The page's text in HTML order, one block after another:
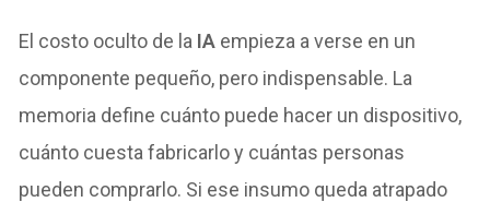
El costo oculto de la IA empieza a verse en un
componente pequeño, pero indispensable. La
memoria define cuánto puede hacer un dispositivo,
cuánto cuesta fabricarlo y cuántas personas
pueden comprarlo. Si ese insumo queda atrapado